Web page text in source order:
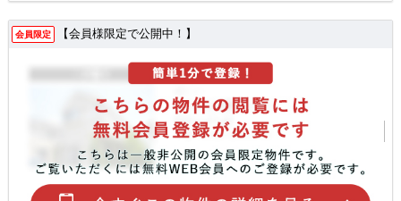
会員限定 【会員様限定で公開中！】